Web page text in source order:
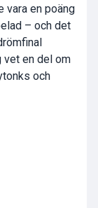
vara en poäng
– och det
vet en del om
och